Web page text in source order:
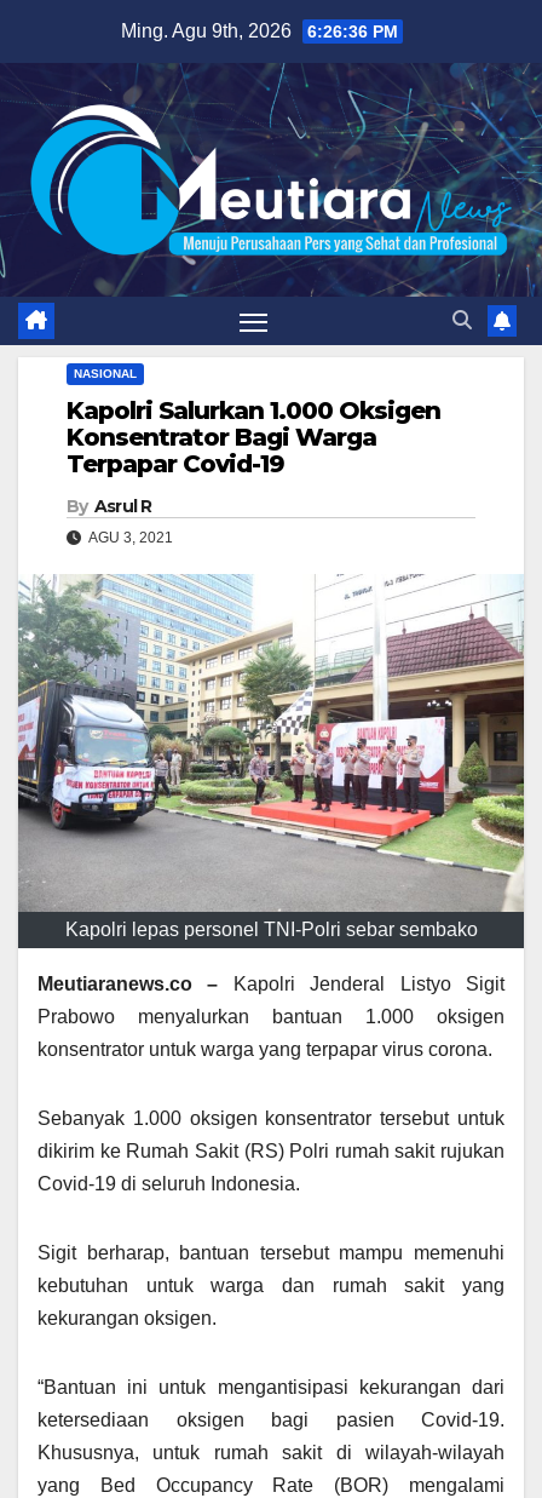
content
Ming. Agu 9th, 2026 6:26:37 PM
NASIONAL
Kapolri Salurkan 1.000 Oksigen
Konsentrator Bagi Warga
Terpapar Covid-19
By Asrul R
AGU 3, 2021
Kapolri lepas personel TNI-Polri sebar sembako
Meutiaranews.co –
Kapolri Jenderal Listyo Sigit
Prabowo menyalurkan bantuan 1.000 oksigen
konsentrator untuk warga yang terpapar virus corona.
Sebanyak 1.000 oksigen konsentrator tersebut untuk
dikirim ke Rumah Sakit (RS) Polri rumah sakit rujukan
Covid-19 di seluruh Indonesia.
Sigit berharap, bantuan tersebut mampu memenuhi
kebutuhan untuk warga dan rumah sakit yang
kekurangan oksigen.
“Bantuan ini untuk mengantisipasi kekurangan dari
ketersediaan oksigen bagi pasien Covid-19.
Khususnya, untuk rumah sakit di wilayah-wilayah
yang Bed Occupancy Rate (BOR) mengalami